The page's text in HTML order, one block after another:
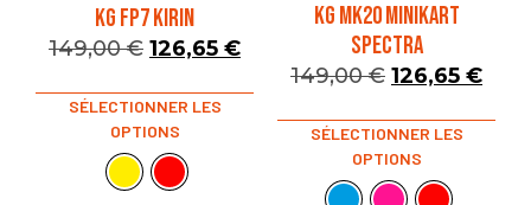
KG FP7 KIRIN
149,00€ 126,65 €
SÉLECTIONNER LES
OPTIONS
KG MK20 MINIKART
SPECTRA
149,00€ 126,65 €
SÉLECTIONNER LES
OPTIONS